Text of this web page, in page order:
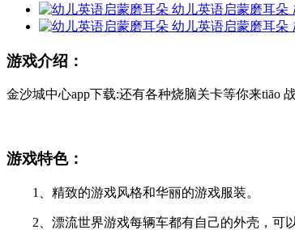
幼儿英语启蒙磨耳朵
幼儿英语启蒙磨耳朵
游戏介绍：
金沙城中心app下载:还有各种烧脑关卡等你来tiāo
游戏特色：
1、精致的游戏风格和华丽的游戏服装。
2、漂流世界游戏每辆车都有自己的外壳，可以